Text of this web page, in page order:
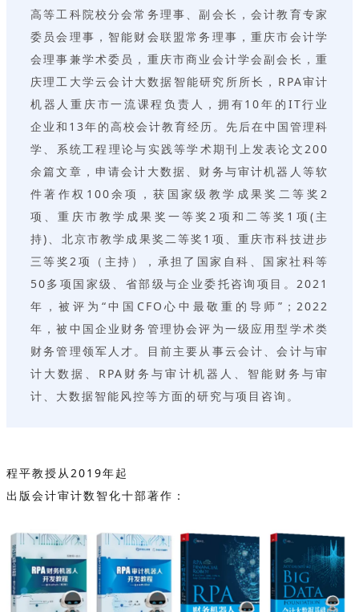
高等工科院校分会常务理事、副会长，会计教育专家
委员会理事，智能财会联盟常务理事，重庆市会计学
会理事兼学术委员，重庆市商业会计学会副会长，重
庆理工大学云会计大数据智能研究所所长，RPA审计
机器人重庆市一流课程负责人，拥有10年的IT行业
企业和13年的高校会计教育经历。先后在中国管理科
学、系统工程理论与实践等学术期刊上发表论文200
余篇文章，申请会计大数据、财务与审计机器人等软
件著作权100余项，获国家级教学成果奖二等奖2
项、重庆市教学成果奖一等奖2项和二等奖1项(主
持)、北京市教学成果奖二等奖1项、重庆市科技进步
三等奖2项（主持），承担了国家自科、国家社科等
50多项国家级、省部级与企业委托咨询项目。2021
年，被评为“中国CFO心中最敬重的导师”；2022
年，被中国企业财务管理协会评为一级应用型学术类
财务管理领军人才。目前主要从事云会计、会计与审
计大数据、RPA财务与审计机器人、智能财务与审
计、大数据智能风控等方面的研究与项目咨询。
程平教授从2019年起
出版会计审计数智化十部著作：